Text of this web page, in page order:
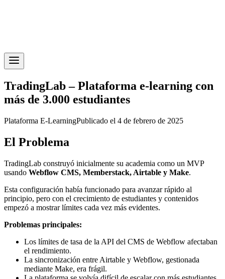
TradingLab – Plataforma e-learning con
más de 3.000 estudiantes
Plataforma E-LearningPublicado el 4 de febrero de 2025
El Problema
TradingLab construyó inicialmente su academia como un MVP
usando Webflow CMS, Memberstack, Airtable y Make.
Esta configuración había funcionado para avanzar rápido al
principio, pero con el crecimiento de estudiantes y contenidos
empezó a mostrar límites cada vez más evidentes.
Problemas principales:
Los límites de tasa de la API del CMS de Webflow afectaban
el rendimiento.
La sincronización entre Airtable y Webflow, gestionada
mediante Make, era frágil.